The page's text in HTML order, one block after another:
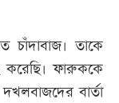
চাঁদাবাজ। তাকে
করেছি। ফারুককে
দখলবাজদের বার্তা